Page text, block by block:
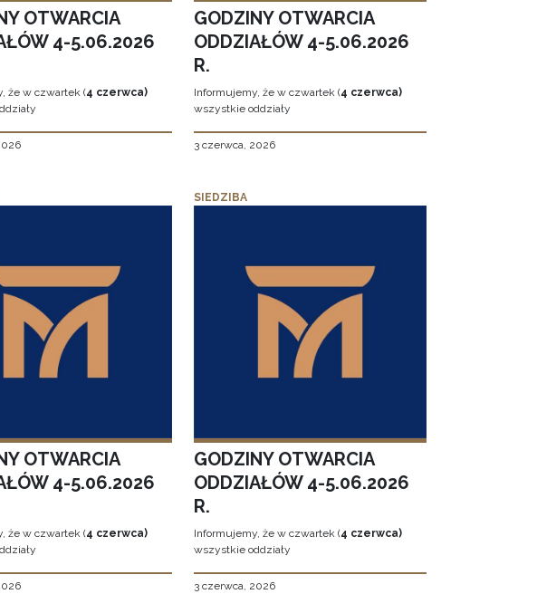
OTWARCIA
4-5.06.2026
że w czwartek (4 czerwca)
GODZINY OTWARCIA
ODDZIAŁÓW 4-5.06.2026
R.
Informujemy, że w czwartek (4 czerwca)
wszystkie oddziały
3 czerwca, 2026
OTWARCIA
4-5.06.2026
że w czwartek (4 czerwca)
SIEDZIBA
GODZINY OTWARCIA
ODDZIAŁÓW 4-5.06.2026
R.
Informujemy, że w czwartek (4 czerwca)
wszystkie oddziały
3 czerwca, 2026